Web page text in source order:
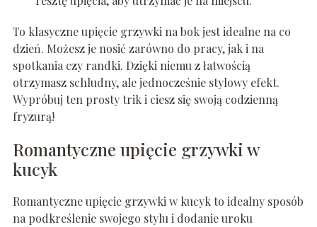
To klasyczne upięcie grzywki na bok jest idealne na co
dzień. Możesz je nosić zarówno do pracy, jak i na
spotkania czy randki. Dzięki niemu z łatwością
otrzymasz schludny, ale jednocześnie stylowy efekt.
Wypróbuj ten prosty trik i ciesz się swoją codzienną
fryzurą!
Romantyczne upięcie grzywki w
kucyk
Romantyczne upięcie grzywki w kucyk to idealny sposób
na podkreślenie swojego stylu i dodanie uroku